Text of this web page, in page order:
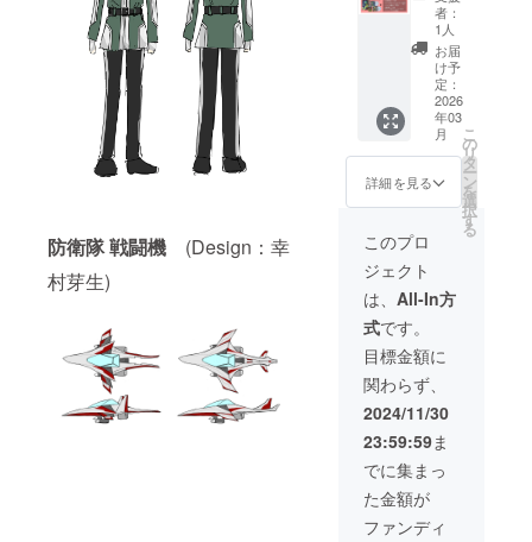
防衛隊 戦闘機 (Design：幸
村芽生)
望名を
ご記入
くださ
文字の
み(目安:
４～５
文字程
度)
10,000
円以上
のご支
援は3列
組み、
下は5列
組みで
別五十
音順に
掲載(文
字の大
きさは
変わり
ません)
・表示
約８秒
間 ・注
意事
項 支
援時、
分・
メール
にて視
聴用
URLを
送付) ●
お礼
メール
(描き下
ろしイ
● エン
ドロー
ルにお
名前掲
載 ・掲
載期
間
『GELE
L』本編
公開
時〜動
画の公
開が続
く限り
・掲載
方法
ルサウ
ンドト
ラック
(メール
にて視
聴用
URLを
送付)
● スピ
ンオフ
作品
『F(仮
称)』(約
6分・
メール
にて視
聴用
URLを
送付)
●『GEL
EL』メ
イキン
グ映像
(約15
分・
メール
にて視
聴用
ver.)
●『GEL
EL』
CD(オ
リジナ
ルサウ
ンドト
ラック
収録)
●『GEL
EL』
DVD(本
編、ス
ピンオ
フ、メ
イキン
グ収
録) ●
オリジ
ナルポ
スト
カー
ド
●『GEL
EL』完
全資料
集(メー
ルにて
者：
1人
お届
け予
定：
2026
年03
月
詳細を見る
こ
の
リ
タ
ー
ン
を
選
択
す
る
このプロ
ジェクト
は、 All-In方
式です。
目標金額に
関わらず、
2024/11/30
23:59:59ま
でに集まっ
た金額が
ファンディ